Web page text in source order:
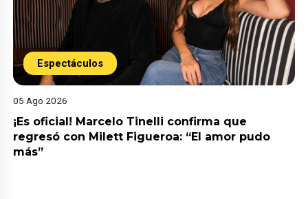
Espectáculos
05 Ago 2026
¡Es oficial! Marcelo Tinelli confirma que
regresó con Milett Figueroa: “El amor pudo
más”